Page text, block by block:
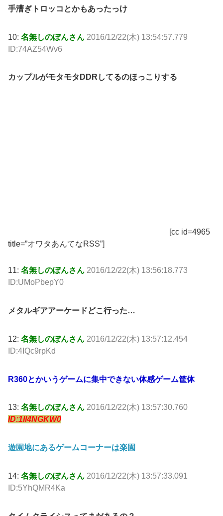
手漕ぎトロッコとかもあったっけ
10: 名無しのぽんさん 2016/12/22(木) 13:54:57.779
ID:74AZ54Wv6
カップルがモタモタDDRしてるのほっこりする
[cc id=4965
title=”オワタあんてなRSS”]
11: 名無しのぽんさん 2016/12/22(木) 13:56:18.773
ID:UMoPbepY0
メタルギアアーケードどこ行った…
12: 名無しのぽんさん 2016/12/22(木) 13:57:12.454
ID:4IQc9rpKd
R360とかいうゲームに集中できない体感ゲーム筐体
13: 名無しのぽんさん 2016/12/22(木) 13:57:30.760
ID:1Il4NGKW0
遊園地にあるゲームコーナーは楽園
14: 名無しのぽんさん 2016/12/22(木) 13:57:33.091
ID:5YhQMR4Ka